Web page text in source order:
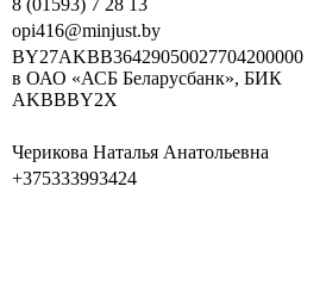
opi416@minjust.by
BY27AKBB36429050027704200000
в ОАО «АСБ Беларусбанк», БИК
AKBBBY2X
Черикова Наталья Анатольевна
+375333993424